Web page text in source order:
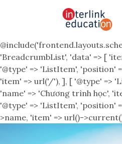
'BreadcrumbList', 'data' => [
'@type' => 'ListItem', 'position'
'item' => url('/'), ], [ '@type' =>
'name' => 'Chương trình học',
'@type' => 'ListItem', 'position'
>name, 'item' => url()-